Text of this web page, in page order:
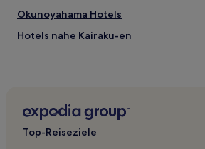
Okunoyahama Hotels
Hotels nahe Kairaku-en
Yachiyo Hotels
Hotels nahe One Way Golf Club
Top-Reiseziele